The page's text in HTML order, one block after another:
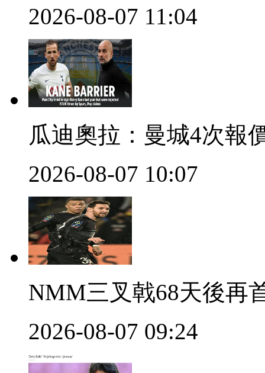
2026-08-07 11:04
瓜迪奧拉 ：曼城4次
2026-08-07 10:07
NMM三叉戟68天後再
2026-08-07 09:24